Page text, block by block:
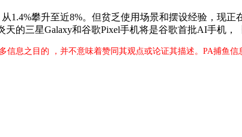
攀升至近8%。但贫乏使用场景和摆设经验，现正
的三星Galaxy和谷歌Pixel手机将是谷歌首批AI手机，
息之目的 ，并不意味着赞同其观点或论证其描述。PA捕鱼信